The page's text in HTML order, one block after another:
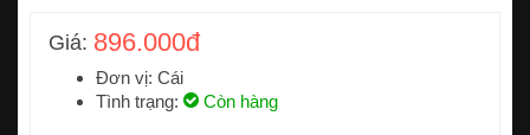
Giá: 896.000đ
Đơn vị: Cái
Tình trạng:
Còn hàng